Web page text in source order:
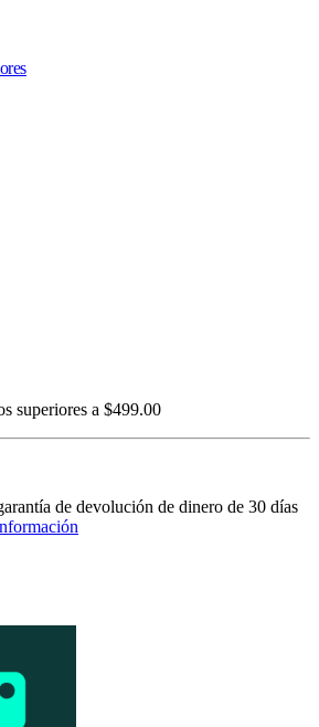
superiores a $499.00
de devolución de dinero de 30 días